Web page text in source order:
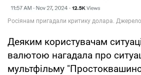
Деяким користувачам
валютою нагадала про
мультфільму